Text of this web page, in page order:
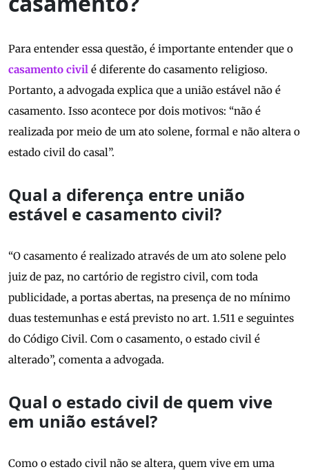
Para entender essa questão, é importante entender que o
casamento civil é diferente do casamento religioso.
Portanto, a advogada explica que a união estável não é
casamento. Isso acontece por dois motivos: “não é
realizada por meio de um ato solene, formal e não altera o
estado civil do casal”.
Qual a diferença entre união
estável e casamento civil?
“O casamento é realizado através de um ato solene pelo
juiz de paz, no cartório de registro civil, com toda
publicidade, a portas abertas, na presença de no mínimo
duas testemunhas e está previsto no art. 1.511 e seguintes
do Código Civil. Com o casamento, o estado civil é
alterado”, comenta a advogada.
Qual o estado civil de quem vive
em união estável?
Como o estado civil não se altera, quem vive em uma